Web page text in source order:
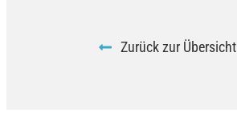
Zurück zur Übersicht